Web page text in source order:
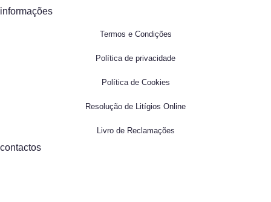
informações
Termos e Condições
Política de privacidade
Política de Cookies
Resolução de Litígios Online
Livro de Reclamações
contactos